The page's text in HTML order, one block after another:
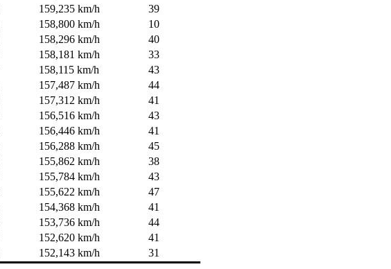
159,235 km/h
39
158,800 km/h
10
158,296 km/h
40
158,181 km/h
33
158,115 km/h
43
157,487 km/h
44
157,312 km/h
41
156,516 km/h
43
156,446 km/h
41
156,288 km/h
45
155,862 km/h
38
155,784 km/h
43
155,622 km/h
47
154,368 km/h
41
153,736 km/h
44
152,620 km/h
41
152,143 km/h 31